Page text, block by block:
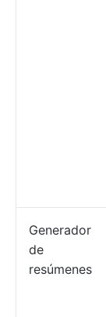
Generador
de
resúmenes